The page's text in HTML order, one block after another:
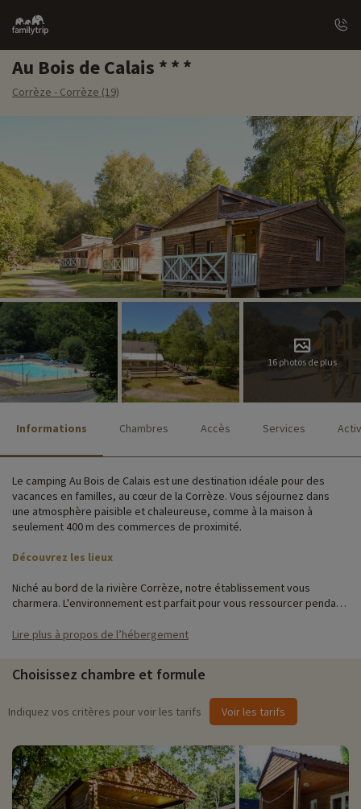
Family
trip
Au Bois de Calais
Corrèze - Corrèze (19)
16 photos de plus
Informations Chambres Accès Services
Le camping Au Bois de Calais est une destination idéale pour des
vacances en familles, au cœur de la Corrèze. Vous séjournez dans
une atmosphère paisible et chaleureuse, comme à la maison à
seulement 400 m des commerces de proximité.
Découvrez les lieux
Niché au bord de la rivière Corrèze, notre établissement vous
charmera. L'environnement est parfait pour vous ressourcer pendant
espace extérieur comprenant une terrasse aménagée ou un vaste
Pour des informations très précises sur les activités à faire sur place
(date d'ouverture, âge pour les club, contenu du pack bébé...),
cliquez ici !
Lire plus à propos de l’hébergement
Choisissez chambre et formule
Indiquez vos critères pour voir les tarifs Voir les tarifs